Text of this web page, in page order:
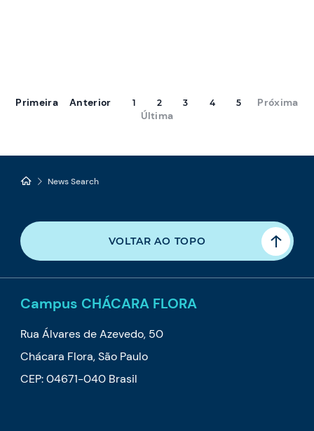
Primeira Anterior 1 2 3 4 5
Próxima
Última
News Search
VOLTAR AO TOPO
Campus CHÁCARA FLORA
Rua Álvares de Azevedo, 50
Chácara Flora, São Paulo
CEP: 04671-040 Brasil